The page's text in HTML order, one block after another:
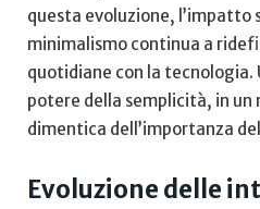
questa evoluzione, l’impatto
minimalismo ⁣continua⁣ a
quotidiane con la tecnologia.
potere‌ della semplicità, in un
dimentica dell’importanza
Evoluzione delle⁤